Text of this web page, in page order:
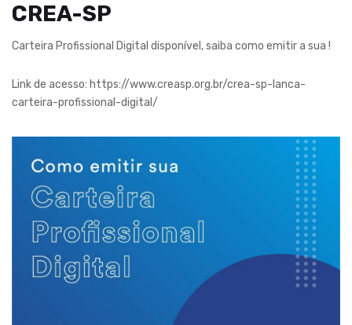
CREA-SP
Carteira Profissional Digital disponível, saiba como emitir a sua !
Link de acesso: https://www.creasp.org.br/crea-sp-lanca-
carteira-profissional-digital/